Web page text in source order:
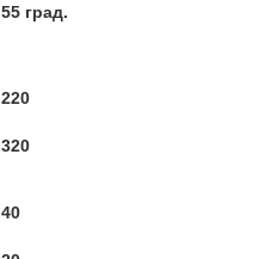
55 град.
220
320
40